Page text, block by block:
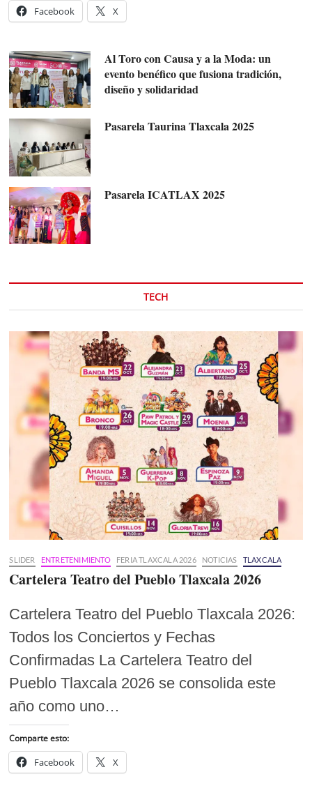
Facebook X
Al Toro con Causa y a la Moda: un
evento benéfico que fusiona tradición,
diseño y solidaridad
Pasarela Taurina Tlaxcala 2025
Pasarela ICATLAX 2025
TECH
SLIDER ENTRETENIMIENTO FERIA TLAXCALA 2026 NOTICIAS TLAXCALA
Cartelera Teatro del Pueblo Tlaxcala 2026
Cartelera Teatro del Pueblo Tlaxcala 2026:
Todos los Conciertos y Fechas
Confirmadas La Cartelera Teatro del
Pueblo Tlaxcala 2026 se consolida este
año como uno…
Comparte esto:
Facebook X